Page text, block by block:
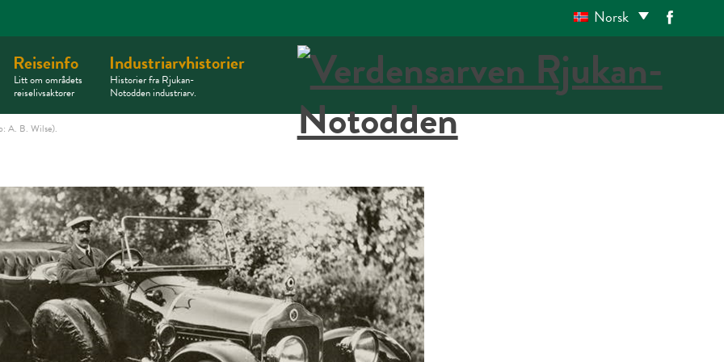
Norsk
Reiseinfo
Litt om områdets
reiselivsaktører
Industriarvhistorier
Historier fra Rjukan-
Notodden industriarv.
A. B. Wilse).